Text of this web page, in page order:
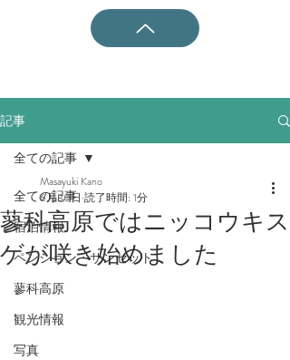
記事
全ての記事
宿泊情報
ペンション・サンセット
蓼科高原
観光情報
写真
全ての記事
蓼科高原ではニッコウキス
ゲが咲き始めました
Masayuki Kano
6月30日 読了時間: 1分